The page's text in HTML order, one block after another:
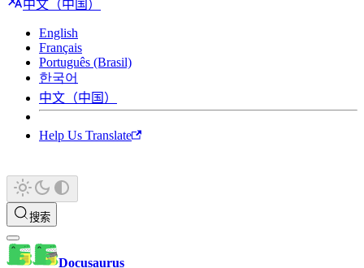
中文（中国）
English
Français
Português (Brasil)
한국어
中文（中国）
Help Us Translate
搜索
Docusaurus